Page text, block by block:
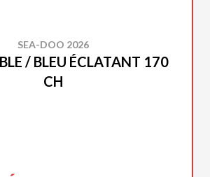
SEA-DOO 2026
/ BLEU ÉCLATANT 170
CH